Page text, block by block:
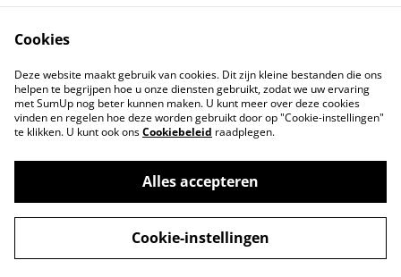
Contact
Voorwaarden
Privacybeleid
Cookiebeleid
©2026Markthuis Friesland
powered by
Cookies
Deze website maakt gebruik van cookies. Dit zijn kleine bestanden die ons
helpen te begrijpen hoe u onze diensten gebruikt, zodat we uw ervaring
met SumUp nog beter kunnen maken. U kunt meer over deze cookies
vinden en regelen hoe deze worden gebruikt door op "Cookie-instellingen"
te klikken. U kunt ook onsCookiebeleid raadplegen.
Alles accepteren
Cookie-instellingen